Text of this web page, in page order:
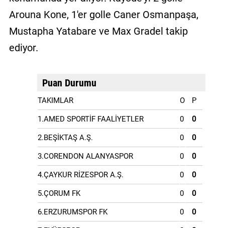
Arouna Kone, 1'er golle Caner Osmanpaşa,
Mustapha Yatabare ve Max Gradel takip
ediyor.
Puan Durumu
TAKIMLAR O P
1.AMED SPORTİF FAALİYETLER 0 0
2.BEŞİKTAŞ A.Ş. 0 0
3.CORENDON ALANYASPOR 0 0
4.ÇAYKUR RİZESPOR A.Ş. 0 0
5.ÇORUM FK 0 0
6.ERZURUMSPOR FK 0 0